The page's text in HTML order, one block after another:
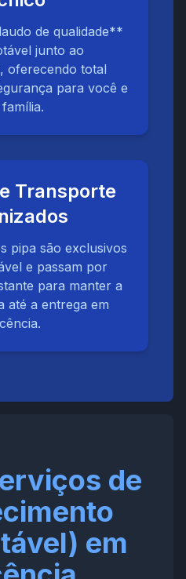
de qualidade**
junto ao
oferecendo total
para você e
Transporte
pipa são exclusivos
e passam por
para manter a
até a entrega em
de
em